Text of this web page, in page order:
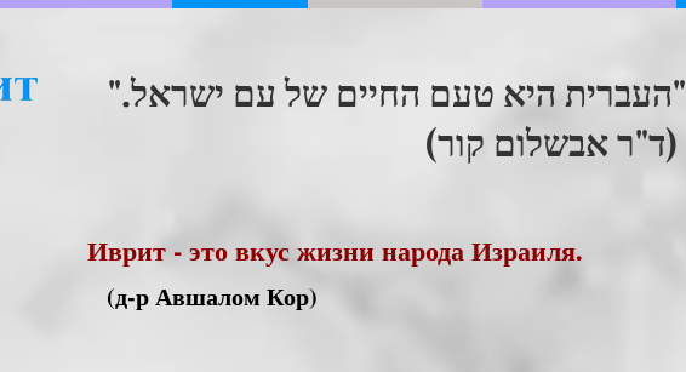
"העברית היא טעם החיים של עם ישראל."
(ד"ר אבשלום קור)
Иврит - это вкус жизни народа Израиля.
(д-р Авшалом Кор)